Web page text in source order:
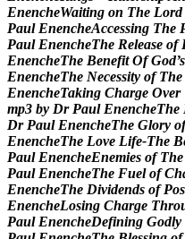
EnencheWaiting on The Lord
Paul EnencheAccessing The
Paul EnencheThe Release of
EnencheThe Benefit Of God’s
EnencheThe Necessity of The
EnencheTaking Charge Over
mp3 by Dr Paul EnencheThe
Dr Paul EnencheThe Glory of
EnencheThe Love Life-The B
Paul EnencheEnemies of The
Paul EnencheThe Fuel of Ch
EnencheThe Dividends of Pos
EnencheLosing Charge Thro
Paul EnencheDefining Godly